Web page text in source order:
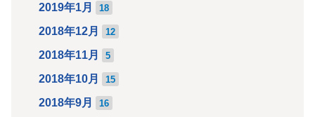
2019年1月 18
2018年12月 12
2018年11月 5
2018年10月 15
2018年9月 16